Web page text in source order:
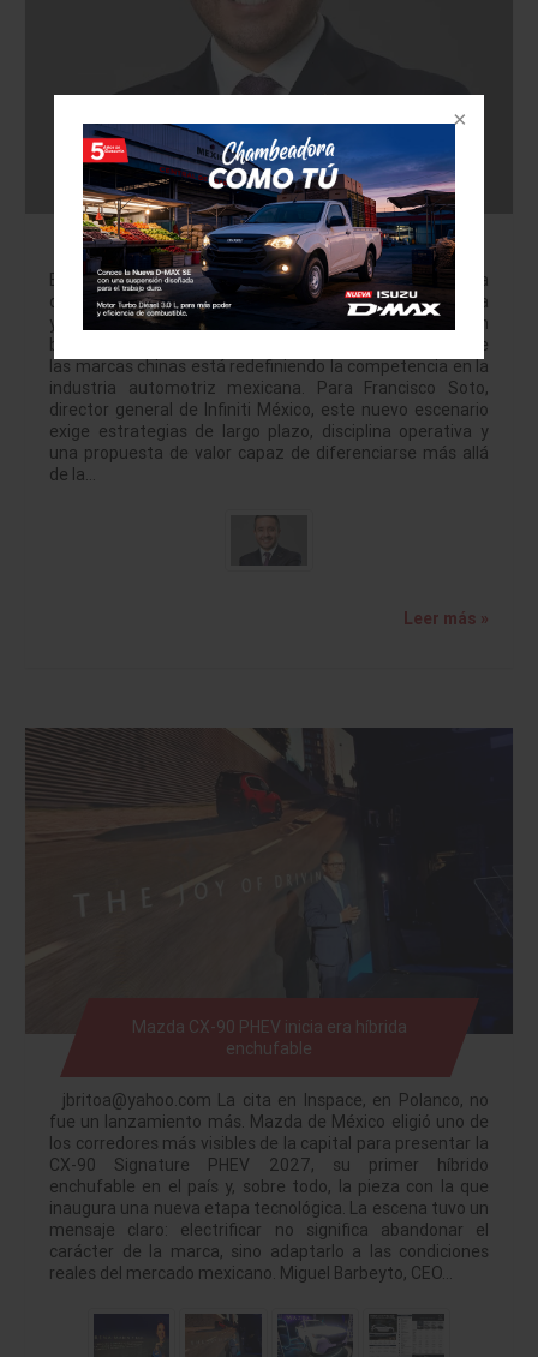
Francisco Soto: “Las marcas chinas están
cambiando el ecosistema automotriz”
El director general de Infiniti México afirma que la llegada
de las marcas chinas está transformando la competencia
y explica la estrategia con la que la firma premium
buscará crecer hacia 2030. Por Julio Brito La irrupción de
las marcas chinas está redefiniendo la competencia en la
industria automotriz mexicana. Para Francisco Soto,
director general de Infiniti México, este nuevo escenario
exige estrategias de largo plazo, disciplina operativa y
una propuesta de valor capaz de diferenciarse más allá
de la…
Leer más »
Mazda CX-90 PHEV inicia era híbrida
enchufable
jbritoa@yahoo.com La cita en Inspace, en Polanco, no
fue un lanzamiento más. Mazda de México eligió uno de
los corredores más visibles de la capital para presentar la
CX-90 Signature PHEV 2027, su primer híbrido
enchufable en el país y, sobre todo, la pieza con la que
inaugura una nueva etapa tecnológica. La escena tuvo un
mensaje claro: electrificar no significa abandonar el
carácter de la marca, sino adaptarlo a las condiciones
reales del mercado mexicano. Miguel Barbeyto, CEO…